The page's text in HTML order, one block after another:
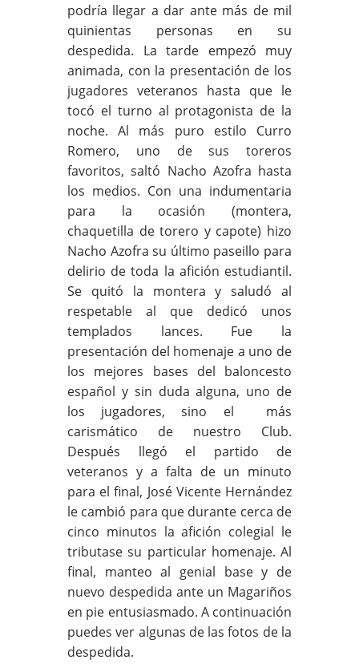
podría llegar a dar ante más de mil
quinientas personas en su
despedida. La tarde empezó muy
animada, con la presentación de los
jugadores veteranos hasta que le
tocó el turno al protagonista de la
noche. Al más puro estilo Curro
Romero, uno de sus toreros
favoritos, saltó Nacho Azofra hasta
los medios. Con una indumentaria
para la ocasión (montera,
chaquetilla de torero y capote) hizo
Nacho Azofra su último paseillo para
delirio de toda la afición estudiantil.
Se quitó la montera y saludó al
respetable al que dedicó unos
templados lances. Fue la
presentación del homenaje a uno de
los mejores bases del baloncesto
español y sin duda alguna, uno de
los jugadores, sino el más
carismático de nuestro Club.
Después llegó el partido de
veteranos y a falta de un minuto
para el final, José Vicente Hernández
le cambió para que durante cerca de
cinco minutos la afición colegial le
tributase su particular homenaje. Al
final, manteo al genial base y de
nuevo despedida ante un Magariños
en pie entusiasmado. A continuación
puedes ver algunas de las fotos de la
despedida.